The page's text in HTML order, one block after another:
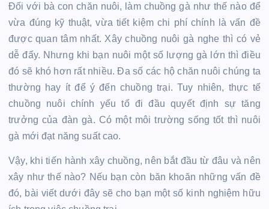
Đối với bà con chăn nuôi, làm chuồng gà như thế nào để
vừa đúng kỹ thuật, vừa tiết kiệm chi phí chính là vấn đề
được quan tâm nhất. Xây chuồng nuôi gà nghe thì có vẻ
dễ đấy. Nhưng khi bạn nuôi một số lượng gà lớn thì điều
đó sẽ khó hơn rất nhiều. Đa số các hộ chăn nuôi chúng ta
thường hay ít để ý đến chuồng trại. Tuy nhiên, thực tế
chuồng nuôi chính yếu tố đi đầu quyết định sự tăng
trưởng của đàn gà. Có một môi trường sống tốt thì nuôi
gà mới đạt năng suất cao.
Vậy, khi tiến hành xây chuồng, nên bắt đầu từ đâu và nên
xây như thế nào? Nếu bạn còn băn khoăn những vấn đề
đó, bài viết dưới đây sẽ cho bạn một số kinh nghiệm hữu